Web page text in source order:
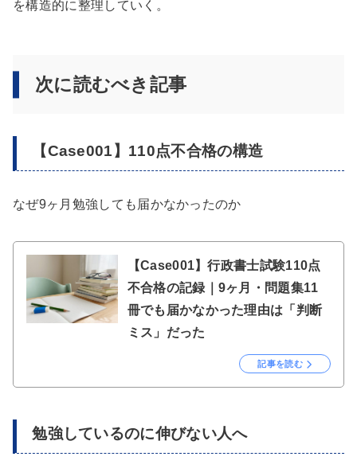
を構造的に整理していく。
次に読むべき記事
【Case001】110点不合格の構造
なぜ9ヶ月勉強しても届かなかったのか
【Case001】行政書士試験110点
不合格の記録｜9ヶ月・問題集11
冊でも届かなかった理由は「判断
ミス」だった
記事を読む
勉強しているのに伸びない人へ